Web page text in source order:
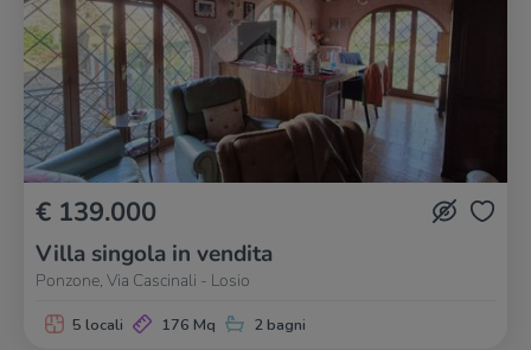
€ 139.000
Villa singola in vendita
Ponzone, Via Cascinali - Losio
5 locali 176 Mq 2 bagni